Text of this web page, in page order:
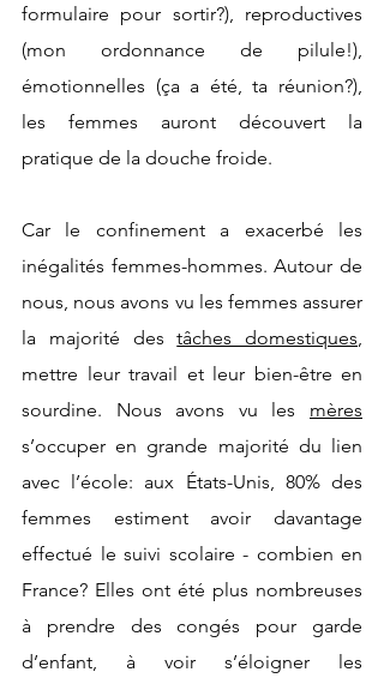
formulaire pour sortir?), reproductives
(mon ordonnance de pilule!),
émotionnelles (ça a été, ta réunion?),
les femmes auront découvert la
pratique de la douche froide.
Car le confinement a exacerbé les
inégalités femmes-hommes. Autour de
nous, nous avons vu les femmes assurer
la majorité des tâches domestiques,
mettre leur travail et leur bien-être en
sourdine. Nous avons vu les mères
s’occuper en grande majorité du lien
avec l’école: aux États-Unis, 80% des
femmes estiment avoir davantage
effectué le suivi scolaire - combien en
France? Elles ont été plus nombreuses
à prendre des congés pour garde
d’enfant, à voir s’éloigner les